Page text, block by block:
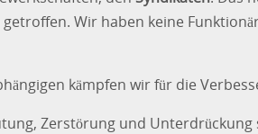
Wir haben keine
kämpfen wir für die
Zerstörung und Unterdrückung